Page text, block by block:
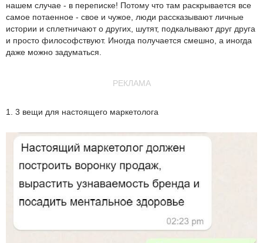
нашем случае - в переписке! Потому что там раскрывается все
самое потаенное - свое и чужое, люди рассказывают личные
истории и сплетничают о других, шутят, подкалывают друг друга
и просто философствуют. Иногда получается смешно, а иногда
даже можно задуматься.
РЕКЛАМА
1. 3 вещи для настоящего маркетолога